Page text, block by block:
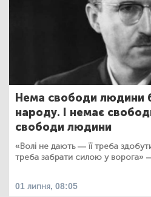
Нема свободи людини
народу. І немає
свободи людини
«Волі не дають — її треба
треба забрати силою у ворога»
01 липня, 08:05